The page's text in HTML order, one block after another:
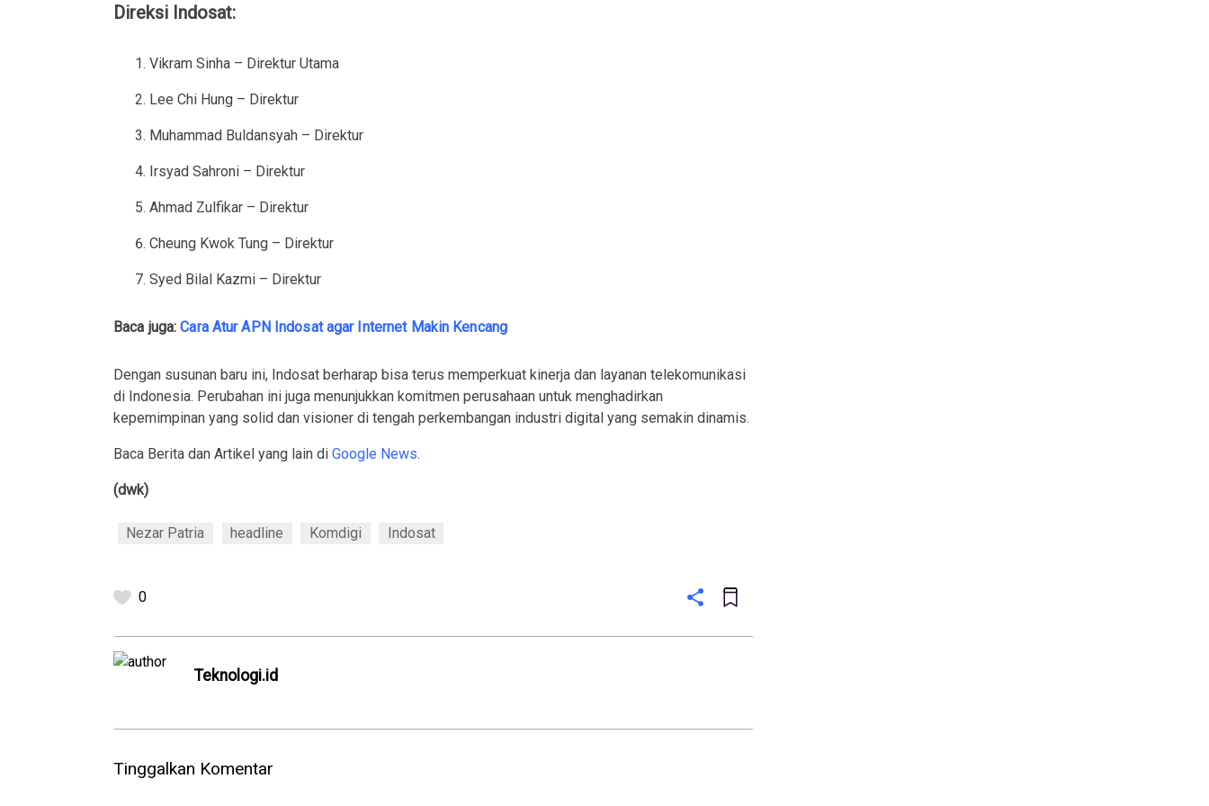
Direksi Indosat:
Vikram Sinha – Direktur Utama
Lee Chi Hung – Direktur
Muhammad Buldansyah – Direktur
Irsyad Sahroni – Direktur
Ahmad Zulfikar – Direktur
Cheung Kwok Tung – Direktur
Syed Bilal Kazmi – Direktur
Baca juga:Cara Atur APN Indosat agar Internet Makin Kencang
Dengan susunan baru ini, Indosat berharap bisa terus memperkuat kinerja dan layanan telekomunikasi
di Indonesia. Perubahan ini juga menunjukkan komitmen perusahaan untuk menghadirkan
kepemimpinan yang solid dan visioner di tengah perkembangan industri digital yang semakin dinamis.
Baca Berita dan Artikel yang lain di Google News.
(dwk)
Nezar Patria headline Komdigi Indosat
0
Teknologi.id
Tinggalkan Komentar